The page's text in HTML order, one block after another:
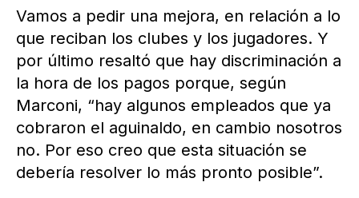
Vamos a pedir una mejora, en relación a lo
que reciban los clubes y los jugadores. Y
por último resaltó que hay discriminación a
la hora de los pagos porque, según
Marconi, “hay algunos empleados que ya
cobraron el aguinaldo, en cambio nosotros
no. Por eso creo que esta situación se
debería resolver lo más pronto posible”.